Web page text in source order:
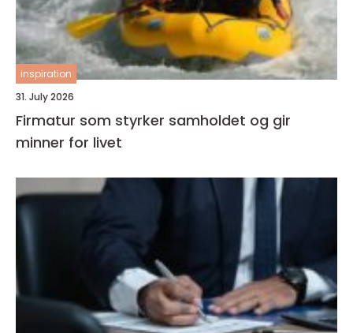
inspiration
31. July 2026
Firmatur som styrker samholdet og gir
minner for livet